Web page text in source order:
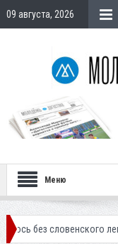
09 августа, 2026
Меню
легионера